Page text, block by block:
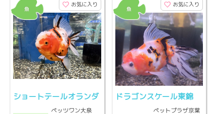
お気に入り
ショートテールオランダ
ペッツワン大泉
お気に入り
ドラゴンスケール東錦
ペットプラザ京葉